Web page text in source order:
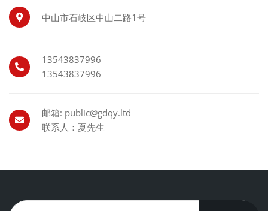
中山市石岐区中山二路1号
13543837996
13543837996
邮箱: public@gdqy.ltd
联系人：夏先生